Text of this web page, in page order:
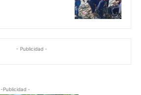
- Publicidad -
-Publicidad -